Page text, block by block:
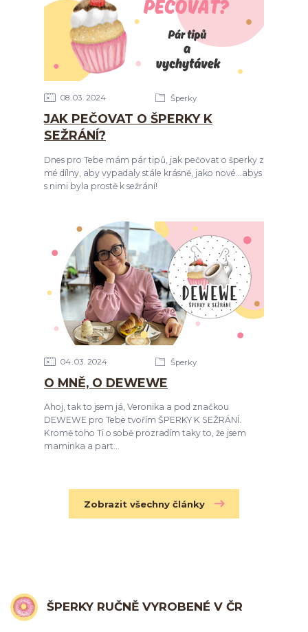
08 03 2024 Šperky
JAK PEČOVAT O ŠPERKY K
SEŽRÁNÍ?
Dnes pro Tebe mám pár tipů, jak pečovat o šperky z
mé dílny, aby vypadaly stále krásně, jako nové...abys
s nimi byla prostě k sežrání!
04 03 2024 Šperky
O MNĚ, O DEWEWE
Ahoj, tak to jsem já, Veronika a pod značkou
DEWEWE pro Tebe tvořím ŠPERKY K SEŽRÁNÍ.
Kromě toho Ti o sobě prozradím taky to, že jsem
maminka a part...
Zobrazit všechny články
ŠPERKY RUČNĚ VYROBENÉ V ČR